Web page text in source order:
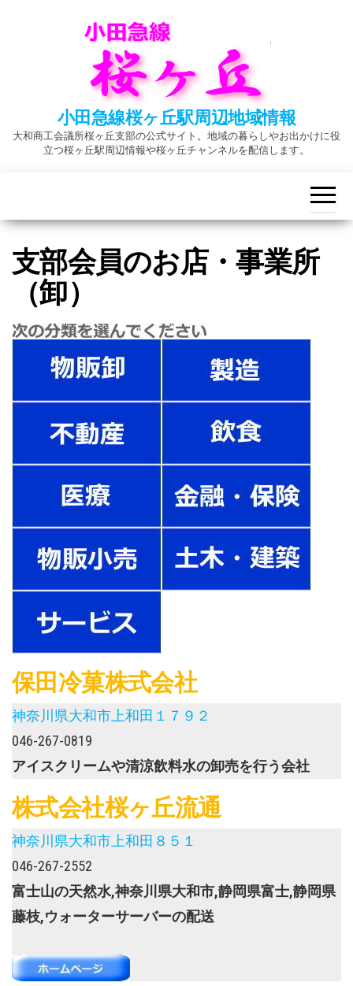
小田急線桜ヶ丘駅周辺地域情報
大和商工会議所桜ヶ丘支部の公式サイト。地域の暮らしやお出かけに役
立つ桜ヶ丘駅周辺情報や桜ヶ丘チャンネルを配信します。
支部会員のお店・事業所
（卸）
保田冷菓株式会社
神奈川県大和市上和田１７９２
046-267-0819
アイスクリームや清涼飲料水の卸売を行う会社
株式会社桜ヶ丘流通
神奈川県大和市上和田８５１
046-267-2552
富士山の天然水,神奈川県大和市,静岡県富士,静岡県
藤枝,ウォーターサーバーの配送